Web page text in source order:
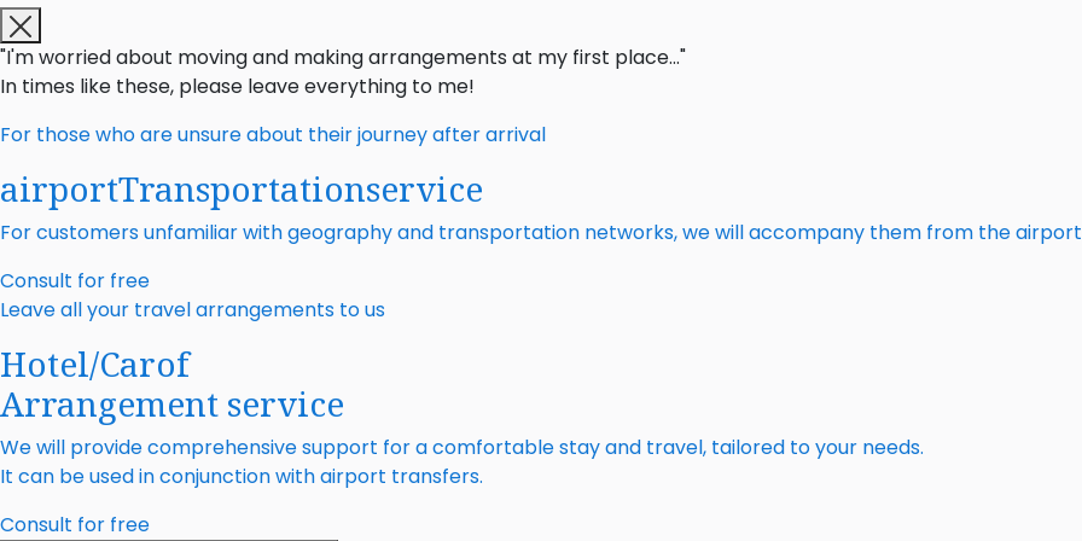
"I'm worried about moving and making arrangements at my first place..."
In times like these, please leave everything to me!
For those who are unsure about their journey after arrival
airportTransportationservice
For customers unfamiliar with geography and transportation networks, we will accompany them from the
Consult for free
Leave all your travel arrangements to us
Hotel/Carof
Arrangement service
We will provide comprehensive support for a comfortable stay and travel, tailored to your needs.
It can be used in conjunction with airport transfers.
Consult for free